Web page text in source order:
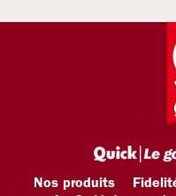
Nos produits